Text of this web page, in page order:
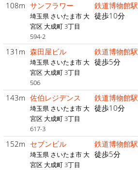
108m サンフラワー
埼玉県 さいたま市 大
宮区 大成町 3丁目
594-2
鉄道博物館駅
徒歩10分
131m 森田屋ビル
埼玉県 さいたま市 大
宮区 大成町 3丁目
506
鉄道博物館駅
徒歩5分
143m 佐伯レジデンス
埼玉県 さいたま市 大
宮区 大成町 3丁目
617-3
鉄道博物館駅
徒歩10分
152m セブンビル
埼玉県 さいたま市 大
宮区 大成町 3丁目
鉄道博物館駅
徒歩5分